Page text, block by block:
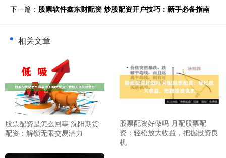
下一篇： 股票软件鑫东财配资 炒股配资开户技巧：新手必备指南
相关文章
股票配资是怎么回事 沈阳期货
配资：解锁无限交易潜力
股票配资好做吗 月配股票配
资：轻松放大收益，把握投资良
机